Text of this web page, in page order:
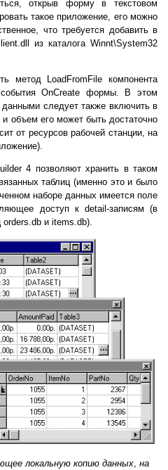
открыв форму в текстовом
такое приложение, его можно
что требуется добавить в
из каталога Winnt\System32
метод LoadFromFile компонента
события OnCreate формы. В этом
следует также включить в
объем его может быть достаточно
от ресурсов рабочей станции, на
4 позволяют хранить в таком
таблиц (именно это и было
наборе данных имеется поле
доступ к detail-записям (в
и items.db).
локальную копию данных, на